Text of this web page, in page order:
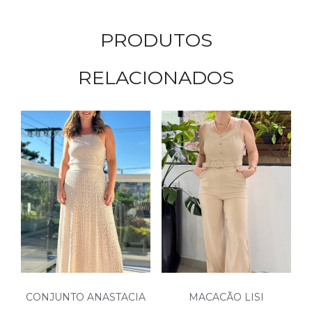
PRODUTOS
RELACIONADOS
CONJUNTO ANASTACIA MACACÃO LISI